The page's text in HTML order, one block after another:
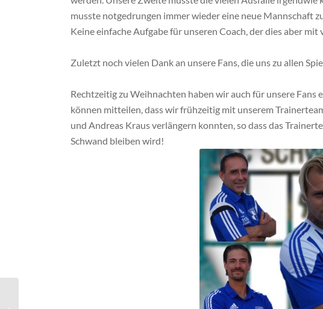
musste notgedrungen immer wieder eine neue Mannschaft
Keine einfache Aufgabe für unseren Coach, der dies aber mit
Zuletzt noch vielen Dank an unsere Fans, die uns zu allen
Rechtzeitig zu Weihnachten haben wir auch für unsere Fans
können mitteilen, dass wir frühzeitig mit unserem
und Andreas Kraus verlängern konnten, so dass das
Schwand bleiben wird!